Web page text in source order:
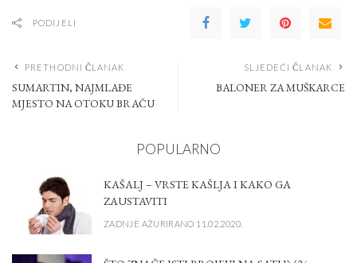
PODIJELI
PRETHODNI ČLANAK
SUMARTIN, NAJMLAĐE
MJESTO NA OTOKU BRAČU
SLJEDEĆI ČLANAK
BALONER ZA MUŠKARCE
POPULARNO
KAŠALJ – VRSTE KAŠLJA I KAKO GA
ZAUSTAVITI
ZADNJE AŽURIRANO 11.02.2020.